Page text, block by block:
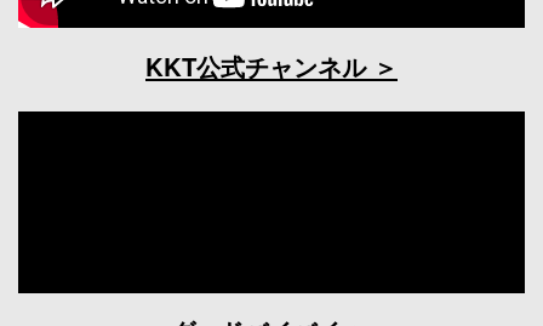
KKT公式チャンネル